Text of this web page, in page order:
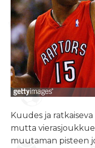
Kuudes ja
mutta
muutaman pisteen